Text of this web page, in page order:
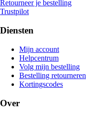
Retourneer je bestelling
Trustpilot
Diensten
Mijn account
Helpcentrum
Volg mijn bestelling
Bestelling retourneren
Kortingscodes
Over